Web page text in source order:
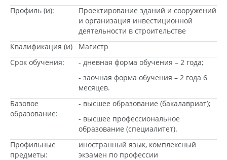
Профиль (и):
Проектирование зданий и сооружений
и организация инвестиционной
деятельности в строительстве
Квалификация (и)
Магистр
Срок обучения:
- дневная форма обучения – 2 года;
- заочная форма обучения – 2 года 6
месяцев.
Базовое
образование:
- высшее образование (бакалавриат);
- высшее профессиональное
образование (специалитет).
Профильные
предметы:
иностранный язык, комплексный
экзамен по профессии